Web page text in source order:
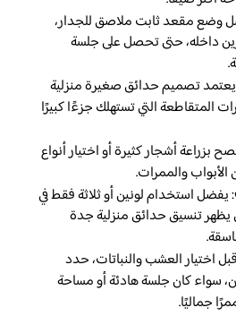
وضع مقعد ثابت ملاصق للجدار،
داخله، حتى تحصل على جلسة
تصميم حدائق صغيرة منزلية
المتقاطعة التي تستهلك جزءًا كبيرًا
بزراعة أشجار كثيرة أو اختيار أنواع
الأبواب والممرات.
: يفضل استخدام لونين أو ثلاثة فقط في
يظهر تنسيق حدائق منزلية جدة
اختيار العشب والنباتات، حدد
سواء كان جلسة هادئة أو مساحة
جماليًا.